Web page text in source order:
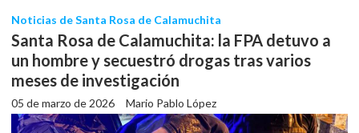
Santa Rosa de Calamuchita: la FPA detuvo a
un hombre y secuestró drogas tras varios
meses de investigación
Mario Pablo López
Noticias de Santa Rosa de Calamuchita
05 de marzo de 2026